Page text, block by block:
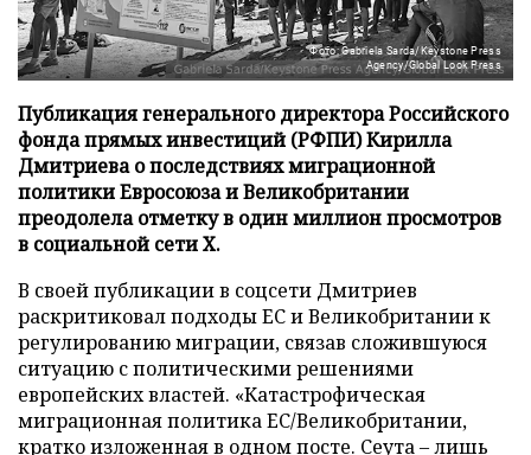
Фото: Gabriela Sarda/Keystone Press
Agency/Global Look Press
Публикация генерального директора Российского
фонда прямых инвестиций (РФПИ) Кирилла
Дмитриева о последствиях миграционной
политики Евросоюза и Великобритании
преодолела отметку в один миллион просмотров
в социальной сети X.
В своей публикации в соцсети Дмитриев
раскритиковал подходы ЕС и Великобритании к
регулированию миграции, связав сложившуюся
ситуацию с политическими решениями
европейских властей. «Катастрофическая
миграционная политика ЕС/Великобритании,
кратко изложенная в одном посте. Сеута – лишь